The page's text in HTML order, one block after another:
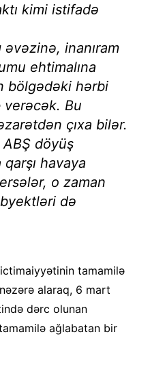
kimi istifadə
inanıram
ehtimalına
bölgədəki hərbi
Bu
çıxa bilər.
döyüş
havaya
o zaman
də
tamamilə
alaraq, 6 mart
dərc olunan
ağlabatan bir